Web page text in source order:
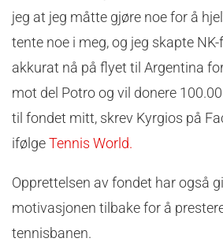
jeg at jeg måtte gjøre noe for å
tente noe i meg, og jeg skapte
akkurat nå på flyet til Argentina
mot del Potro og vil donere
til fondet mitt, skrev Kyrgios på
ifølgeTennis World.
Opprettelsen av fondet har også
motivasjonen tilbake for å
tennisbanen.